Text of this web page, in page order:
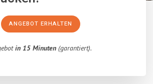
ANGEBOT ERHALTEN
in 15 Minuten(garantiert).